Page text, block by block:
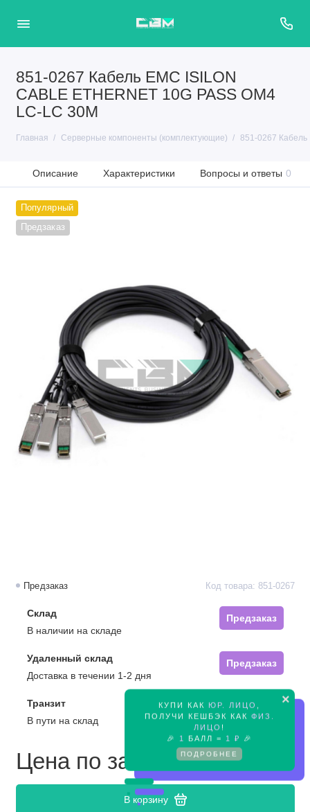
851-0267 Кабель EMC ISILON
CABLE ETHERNET 10G PASS OM4
LC-LC 30M
Главная Серверные компоненты (комплектующие) 851-0267 Кабель
Описание Характеристики Вопросы и ответы 0
Популярный
Предзаказ
×
КУПИ КАК ЮР. ЛИЦО
ПОЛУЧИ КЕШБЭК КАК ФИЗ.
ЛИЦО !
🎉
1 БАЛЛ = 1 ₽ 🎉
ПОДРОБНЕЕ
Предзаказ Код товара: 851-0267
Склад
Предзаказ
В наличии на складе
Удаленный склад
Предзаказ
Доставка в течении 1-2 дня
Транзит
Предзаказ
В пути на склад
Цена по запросу
В корзину